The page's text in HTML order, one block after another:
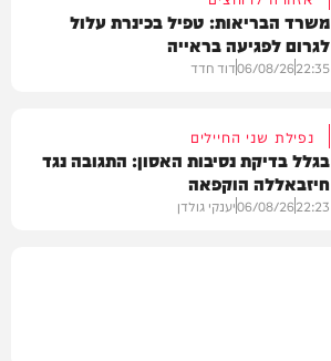
משרד הבריאות: טפיל בכינרת עלול
לגרום לפגיעה בראייה
22:35
06/08/26דוד חדד
נפילת שני החיילים
בגלל בדיקת נסיבות האסון: התגובה נגד
חיזבאללה הוקפאה
22:23
06/08/26יענקי גולדן